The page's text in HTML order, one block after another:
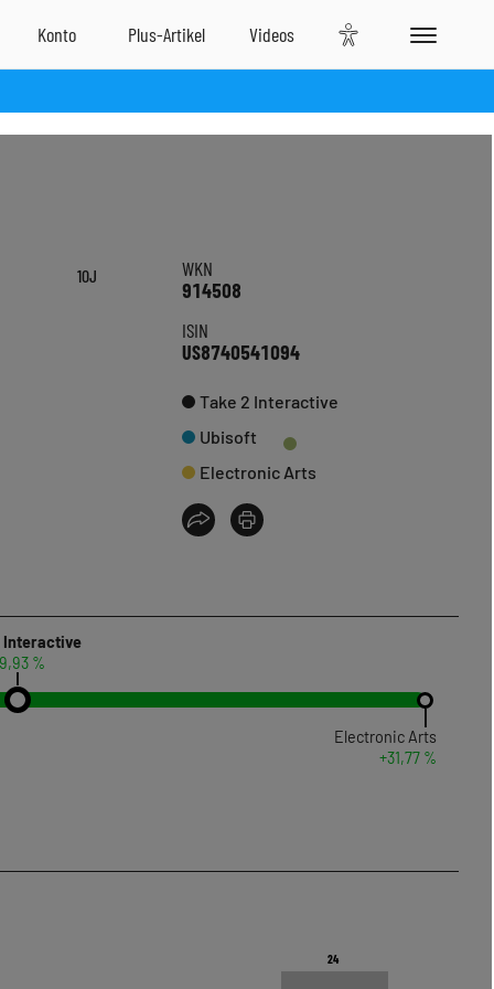
10J
WKN
914508
ISIN
US8740541094
Take 2 Interactive
Ubisoft
Electronic Arts
Interactive
%
Electronic Arts
+31,77 %
24
24